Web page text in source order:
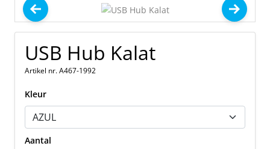
USB Hub Kalat
Artikel nr. A467-1992
Kleur
Aantal